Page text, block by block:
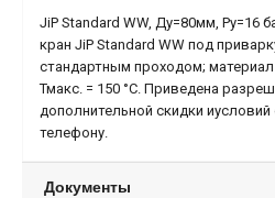
JiP Standard WW, Ду=80мм, Ру=16
кран JiP Standard WW под
стандартным проходом; материал
Тмакс. = 150 °С. Приведена
дополнительной скидки
телефону.
Документы